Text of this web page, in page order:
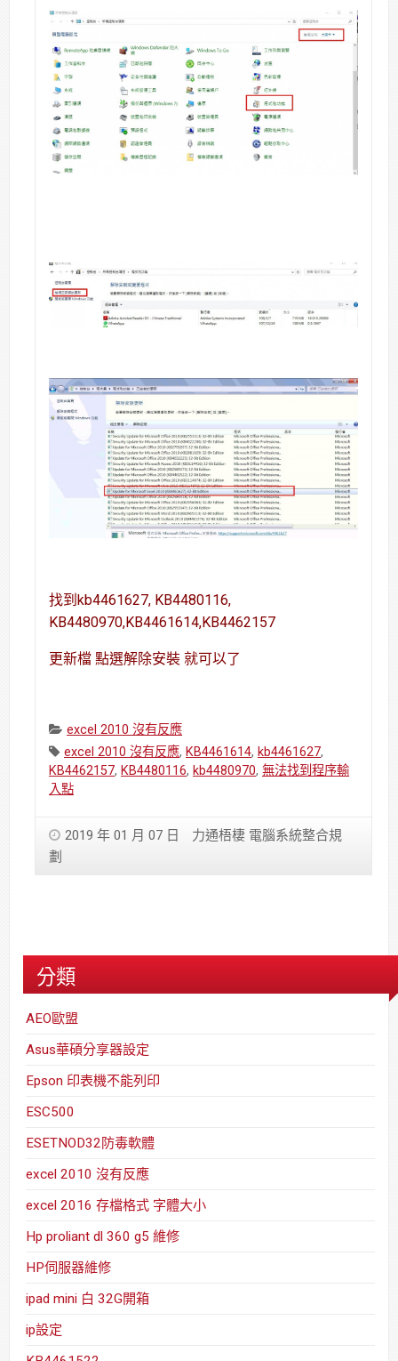
找到kb4461627, KB4480116,
KB4480970,KB4461614,KB4462157
更新檔 點選解除安裝 就可以了
Categories:
excel 2010 沒有反應
Tags:
excel 2010 沒有反應, KB4461614, kb4461627,
KB4462157, KB4480116, kb4480970, 無法找到程序輸
入點
2019 年 01 月 07 日
力通梧棲 電腦系統整合規
劃
分類
AEO歐盟
Asus華碩分享器設定
Epson 印表機不能列印
ESC500
ESETNOD32防毒軟體
excel 2010 沒有反應
excel 2016 存檔格式 字體大小
Hp proliant dl 360 g5 維修
HP伺服器維修
ipad mini 白 32G開箱
ip設定